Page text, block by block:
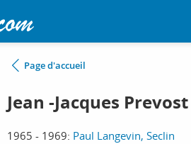
Page d'accueil
Jean -Jacques Prevost
1965 - 1969: Paul Langevin, Seclin